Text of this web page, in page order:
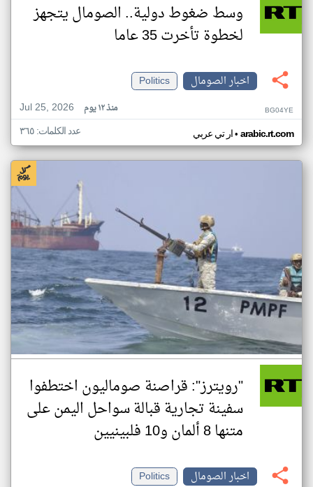
وسط ضغوط دولية.. الصومال يتجهز
لخطوة تأخرت 35 عاما
اخبار الصومال
Politics
Jul 25, 2026
منذ ١٢ يوم BG04YE
ار تي عربي• arabic.rt.com عدد الكلمات: ٣٦٥
"رويترز": قراصنة صوماليون اختطفوا
سفينة تجارية قبالة سواحل اليمن على
متنها 8 ألمان و10 فلبينيين
اخبار الصومال
Politics